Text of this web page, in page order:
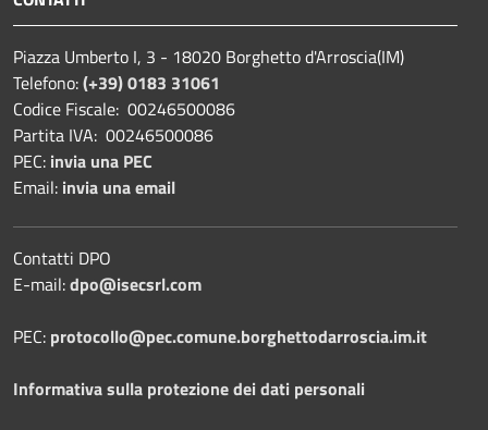
Piazza Umberto I, 3 - 18020 Borghetto d'Arroscia(IM)
Telefono:(+39) 0183 31061
Codice Fiscale: 00246500086
Partita IVA: 00246500086
PEC: invia una PEC
Email: invia una email
Contatti DPO
E-mail:dpo@isecsrl.com
PEC: protocollo@pec.comune.borghettodarroscia.im.it
Informativa sulla protezione dei dati personali